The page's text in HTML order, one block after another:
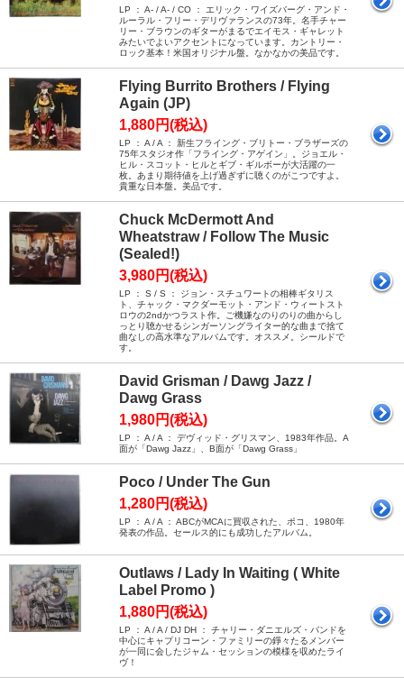
LP ： A- / A- / CO ： エリック・ワイズバーグ・アンド・
ルーラル・フリー・デリヴァランスの73年。名手チャー
リー・ブラウンのギターがまるでエイモス・ギャレット
みたいでよいアクセントになっています。カントリー・
ロック基本！米国オリジナル盤。なかなかの美品です。
Flying Burrito Brothers / Flying
Again (JP)
1,880円(税込)
LP ： A / A ： 新生フライング・ブリトー・ブラザーズの
75年スタジオ作「フライング・アゲイン」。ジョエル・
ヒル・スコット・ヒルとギブ・ギルボーが大活躍の一
枚。あまり期待値を上げ過ぎずに聴くのがこつですよ。
貴重な日本盤。美品です。
Chuck McDermott And
Wheatstraw / Follow The Music
(Sealed!)
3,980円(税込)
LP ： S / S ： ジョン・スチュワートの相棒ギタリス
ト、チャック・マクダーモット・アンド・ウィートスト
ロウの2ndかつラスト作。ご機嫌なのりのりの曲からし
っとり聴かせるシンガーソングライター的な曲まで捨て
曲なしの高水準なアルバムです。オススメ。シールドで
す。
David Grisman / Dawg Jazz /
Dawg Grass
1,980円(税込)
LP ： A / A ： デヴィッド・グリスマン、1983年作品。A
面が「Dawg Jazz」、B面が「Dawg Grass」
Poco / Under The Gun
1,280円(税込)
LP ： A / A ： ABCがMCAに買収された、ポコ、1980年
発表の作品。セールス的にも成功したアルバム。
Outlaws / Lady In Waiting ( White
Label Promo )
1,880円(税込)
LP ： A / A / DJ DH ： チャリー・ダニエルズ・バンドを
中心にキャプリコーン・ファミリーの錚々たるメンバー
が一同に会したジャム・セッションの模様を収めたライ
ヴ！